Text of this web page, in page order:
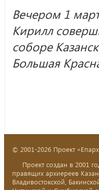
Вечером 1
Кирилл
соборе
Большая
© 2001-2026 Проект
Проект создан в 2001
правящих архиереев
Владивостокской,